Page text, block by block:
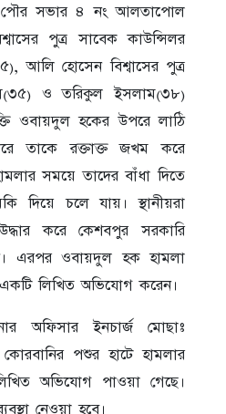
পৌর সভার ৪ নং আলতাপোল
পুত্র সাবেক কাউন্সিলর
আলি হোসেন বিশ্বাসের পুত্র
ও তরিকুল ইসলাম(৩৮)
ওবায়দুল হকের উপরে লাঠি
তাকে রক্তাক্ত জখম করে
সময়ে তাদের বাঁধা দিতে
দিয়ে চলে যায়। স্থানীয়রা
করে কেশবপুর সরকারি
এরপর ওবায়দুল হক হামলা
একটি লিখিত অভিযোগ করেন।
অফিসার ইনচার্জ মোছাঃ
পশুর হাটে হামলার
অভিযোগ পাওয়া গেছে।
নেওয়া হবে।